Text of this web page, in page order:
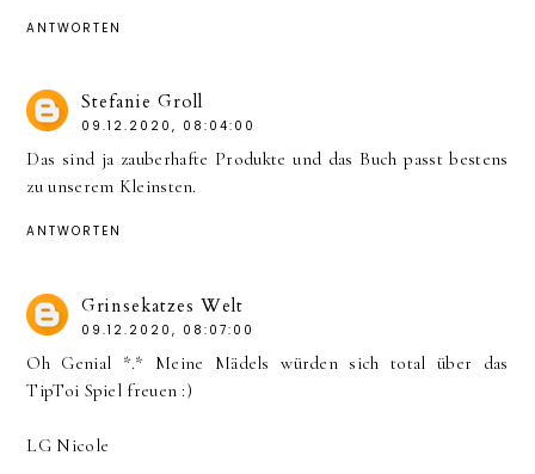
ANTWORTEN
Stefanie Groll
09.12.2020, 08:04:00
Das sind ja zauberhafte Produkte und das Buch passt bestens
zu unserem Kleinsten.
ANTWORTEN
Grinsekatzes Welt
09.12.2020, 08:07:00
Oh Genial *.* Meine Mädels würden sich total über das
TipToi Spiel freuen :)
LG Nicole